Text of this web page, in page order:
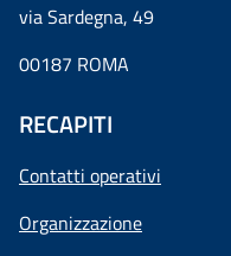
via Sardegna, 49
00187 ROMA
RECAPITI
Contatti operativi
Organizzazione